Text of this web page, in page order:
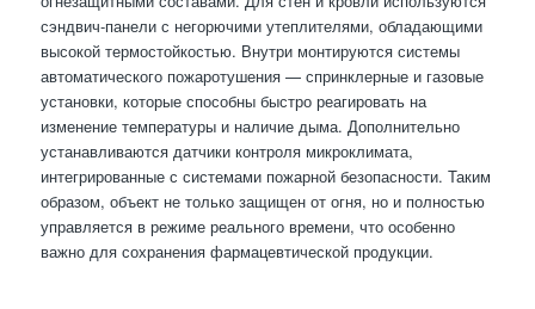
сэндвич-панели с негорючими утеплителями, обладающими
высокой термостойкостью. Внутри монтируются системы
автоматического пожаротушения — спринклерные и газовые
установки, которые способны быстро реагировать на
изменение температуры и наличие дыма. Дополнительно
устанавливаются датчики контроля микроклимата,
интегрированные с системами пожарной безопасности. Таким
образом, объект не только защищен от огня, но и полностью
управляется в режиме реального времени, что особенно
важно для сохранения фармацевтической продукции.